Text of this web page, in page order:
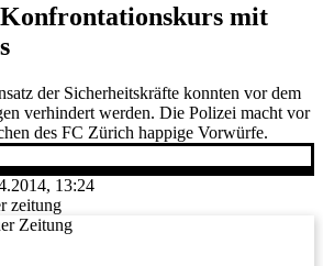
mit
der Sicherheitskräfte konnten vor dem
verhindert werden. Die Polizei macht vor
des FC Zürich happige Vorwürfe.
13:24
zeitung
Zeitung